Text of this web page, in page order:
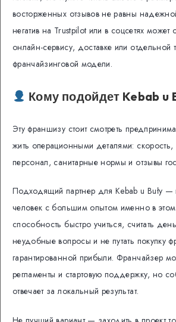
восторженных отзывов не равны надежной
негатив на Trustpilot или в соцсетях может
онлайн-сервису, доставке или отдельной
франчайзинговой модели.
Кому подойдет Kebab u
Эту франшизу стоит смотреть
жить операционными деталями: скорость,
персонал, санитарные нормы и отзывы
Подходящий партнер для Kebab u Buły —
человек с большим опытом именно в
способность быстро учиться, считать
неудобные вопросы и не путать покупку
гарантированной прибыли. Франчайзер
регламенты и стартовую поддержку, но
отвечает за локальный результат.